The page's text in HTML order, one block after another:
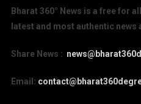
Bharat 360° News is a free for
latest and most authentic news
Share News :
Email: